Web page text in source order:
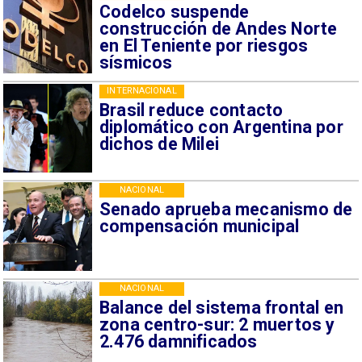
Codelco suspende
construcción de Andes Norte
en El Teniente por riesgos
sísmicos
Brasil reduce contacto
diplomático con Argentina por
dichos de Milei
INTERNACIONAL
Senado aprueba mecanismo de
compensación municipal
NACIONAL
Balance del sistema frontal en
zona centro-sur: 2 muertos y
2.476 damnificados
NACIONAL